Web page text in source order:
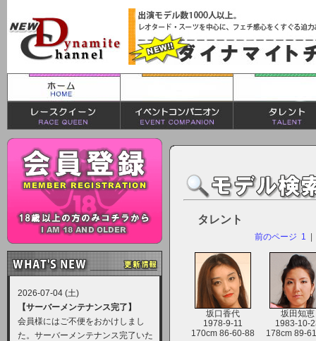
2026-07-04 (土)
【サーバーメンテナンス完了】
会員様にはご不便をおかけしまし
た。サーバーメンテナンス完了いた
タレント
前のページ 1
坂口香代
1978-9-11
170cm 86-60-88
坂田知恵
1983-10-
178cm 89-